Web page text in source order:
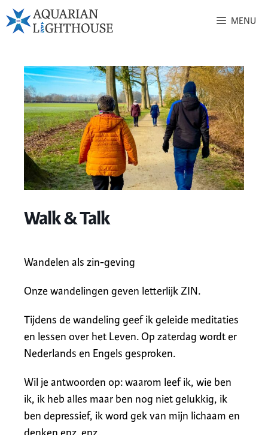
MENU
Walk & Talk
Wandelen als zin-geving
Onze wandelingen geven letterlijk ZIN.
Tijdens de wandeling geef ik geleide meditaties
en lessen over het Leven. Op zaterdag wordt er
Nederlands en Engels gesproken.
Wil je antwoorden op: waarom leef ik, wie ben
ik, ik heb alles maar ben nog niet gelukkig, ik
ben depressief, ik word gek van mijn lichaam en